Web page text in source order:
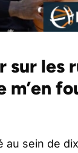
sur les
m’en
au sein de